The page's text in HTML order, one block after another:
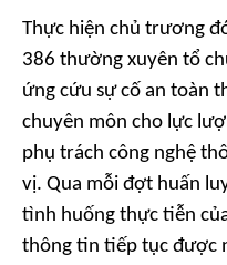
Thực hiện chủ trương
386 thường xuyên tổ
ứng cứu sự cố an toàn
chuyên môn cho lực
phụ trách công nghệ
vị. Qua mỗi đợt huấn
tình huống thực tiễn
thông tin tiếp tục được